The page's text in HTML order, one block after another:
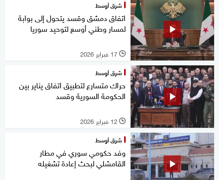
شرق أوسط
اتفاق دمشق وقسد يتحول إلى بوابة
لمسار وطني أوسع لتوحيد سوريا
l 17 فبراير 2026
شرق أوسط
حراك متسارع لتطبيق اتفاق يناير بين
الحكومة السورية وقسد
l 12 فبراير 2026
شرق أوسط
وفد حكومي سوري في مطار
القامشلي لبحث إعادة تشغيله